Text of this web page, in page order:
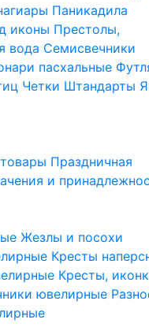
Паникадила
иконы Престолы,
вода Семисвечники
пасхальные
Четки Штандарты
Праздничная
и
Жезлы и посохи
Кресты
Кресты,
ювелирные